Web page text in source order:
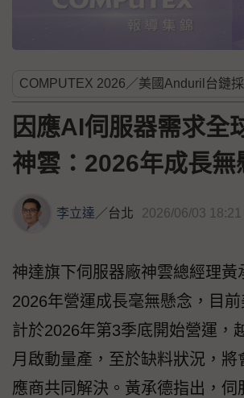
因應AI伺服器需求
神雲：2026年成長無
李立達 ／台北 2026/06/03 18:21
神達旗下伺服器廠神雲總經理黃
2026年營運成長毫無懸念，目
計於2026年第3季底開始營運，
月啟動量產，至於缺料狀況，將
應商共同解決。黃承德指出，伺